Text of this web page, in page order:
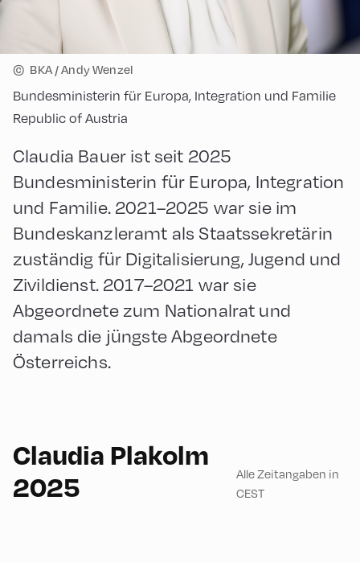
© BKA / Andy Wenzel
Bundesministerin für Europa, Integration und Familie
Republic of Austria
Claudia Bauer ist seit 2025
Bundesministerin für Europa, Integration
und Familie. 2021–2025 war sie im
Bundeskanzleramt als Staatssekretärin
zuständig für Digitalisierung, Jugend und
Zivildienst. 2017–2021 war sie
Abgeordnete zum Nationalrat und
damals die jüngste Abgeordnete
Österreichs.
Claudia Plakolm
2025
Alle Zeitangaben in
CEST